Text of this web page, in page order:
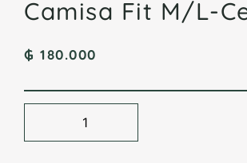
Camisa Fit M/L-
₲ 180.000